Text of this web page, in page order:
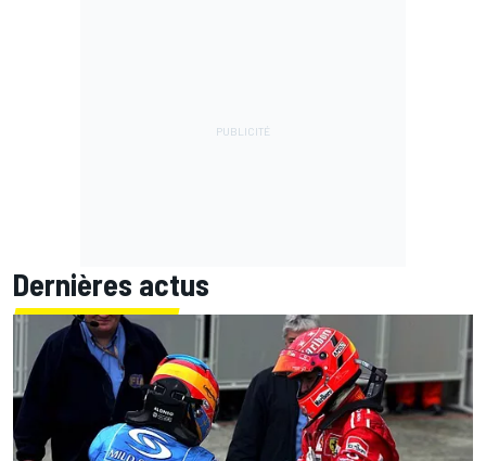
Dernières actus